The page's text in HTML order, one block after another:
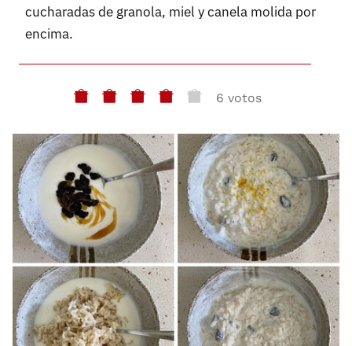
cucharadas de granola, miel y canela molida por
encima.
6 votos